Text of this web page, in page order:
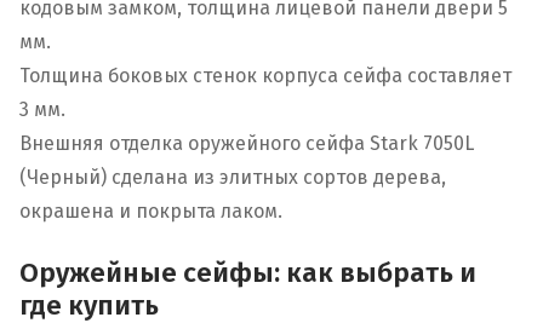
кодовым замком, толщина лицевой панели двери 5
мм.
Толщина боковых стенок корпуса сейфа составляет
3 мм.
Внешняя отделка оружейного сейфа Stark 7050L
(Черный) сделана из элитных сортов дерева,
окрашена и покрыта лаком.
Оружейные сейфы: как выбрать и
где купить